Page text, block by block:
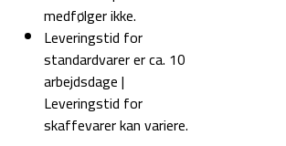
medfølger ikke.
Leveringstid for
standardvarer er ca. 10
arbejdsdage |
Leveringstid for
skaffevarer kan variere.